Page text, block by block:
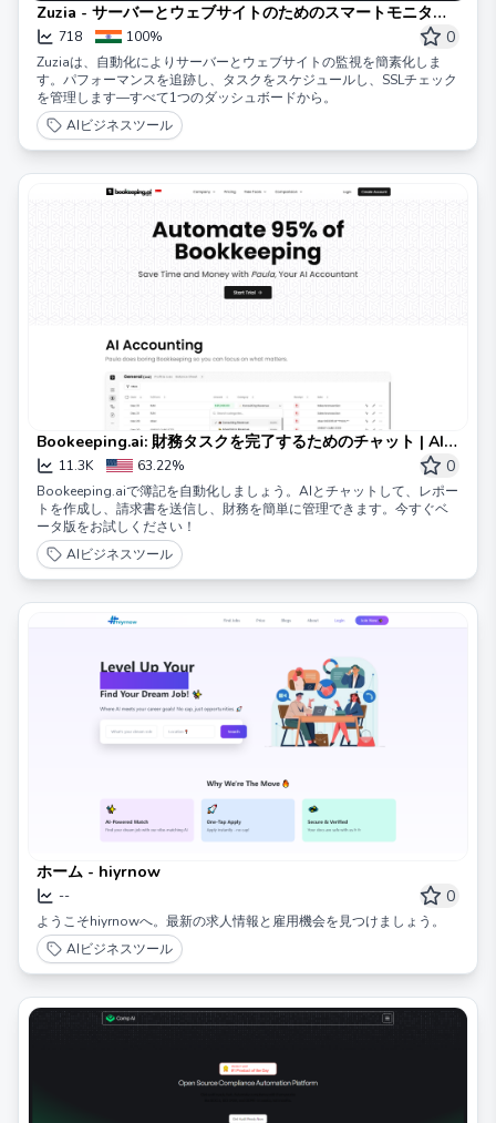
Zuzia - サーバーとウェブサイトのためのスマートモニタリ
ングと自動化
718 100% 0
Zuziaは、自動化によりサーバーとウェブサイトの監視を簡素化しま
す。パフォーマンスを追跡し、タスクをスケジュールし、SSLチェック
を管理します—すべて1つのダッシュボードから。
AIビジネスツール
Bookeeping.ai: 財務タスクを完了するためのチャット | AI会
計士11.3K 63.22% 0
Bookeeping.aiで簿記を自動化しましょう。AIとチャットして、レポー
トを作成し、請求書を送信し、財務を簡単に管理できます。今すぐベ
ータ版をお試しください！
AIビジネスツール
ホーム - hiyrnow
-- 0
ようこそhiyrnowへ。最新の求人情報と雇用機会を見つけましょう。
AIビジネスツール